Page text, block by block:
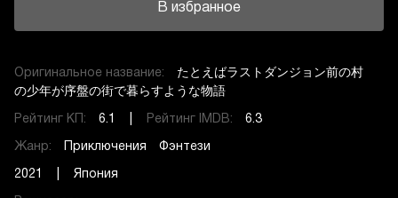
В избранное
Оригинальное название:
たとえばラストダンジョン前の村
の少年が序盤の街で暮らすような物語
Рейтинг КП: 6.1 | Рейтинг IMDB: 6.3
Жанр: Приключения Фэнтези
2021 | Япония